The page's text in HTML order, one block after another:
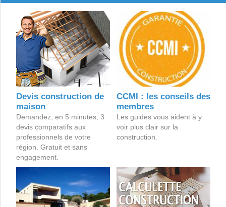
Devis construction de
maison
Demandez, en 5 minutes, 3
devis comparatifs aux
professionnels de votre
région. Gratuit et sans
engagement.
CCMI : les conseils des
membres
Les guides vous aident à y
voir plus clair sur la
construction.